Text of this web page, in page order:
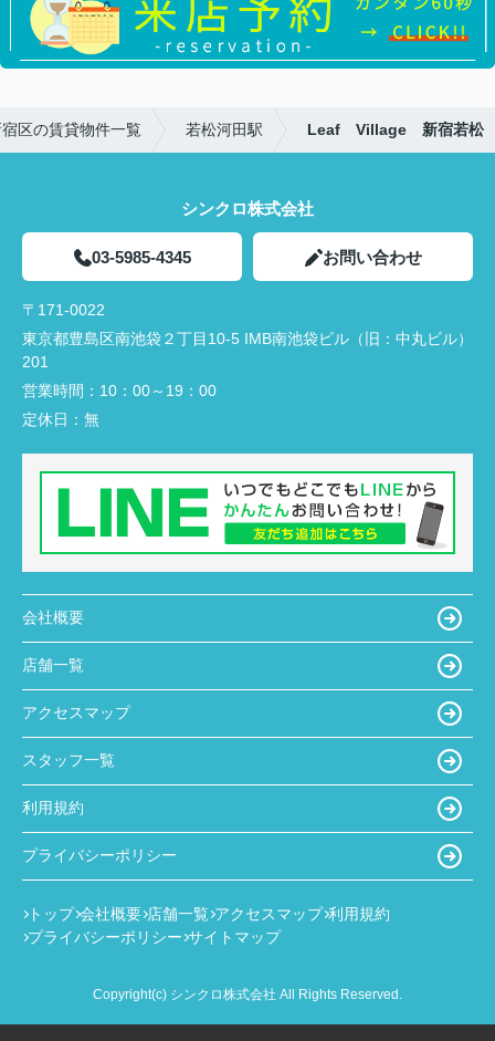
区の賃貸物件一覧 若松河田駅 Leaf Village 新宿若松
シンクロ株式会社
03-5985-4345 お問い合わせ
〒171-0022
東京都豊島区南池袋２丁目10-5 IMB南池袋ビル（旧：中丸ビル）
201
営業時間： 10：00～19：00
定休日： 無
会社概要
店舗一覧
アクセスマップ
スタッフ一覧
利用規約
プライバシーポリシー
トップ 会社概要 店舗一覧 アクセスマップ 利用規約
プライバシーポリシー サイトマップ
Copyright(c) シンクロ株式会社 All Rights Reserved.